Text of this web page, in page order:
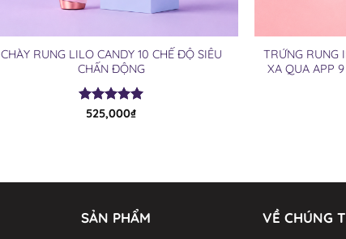
CHÀY RUNG LILO CANDY 10 CHẾ ĐỘ SIÊU
CHẤN ĐỘNG
Được xếp
525,000₫
TRỨNG RUNG
XA QUA APP
SẢN PHẨM VỀ CHÚNG